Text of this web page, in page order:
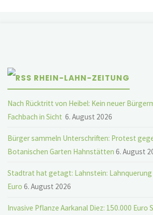
RHEIN-LAHN-ZEITUNG
Nach Rücktritt von Heibel: Kein neuer
Fachbach in Sicht 6. August 2026
Bürger sammeln Unterschriften: Protest
Botanischen Garten Hahnstätten 6. August
Stadtrat hat getagt: Lahnstein:
Euro 6. August 2026
Invasive Pflanze Aarkanal Diez: 150.000 Euro